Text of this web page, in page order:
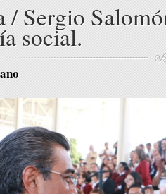
/ Sergio
social.